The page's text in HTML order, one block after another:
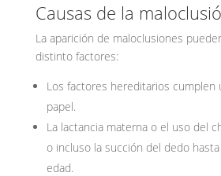
Causas de la
La aparición de maloclusiones
distinto factores:
Los factores hereditarios cumplen
papel.
La lactancia materna o el uso del
o incluso la succión del dedo
edad.